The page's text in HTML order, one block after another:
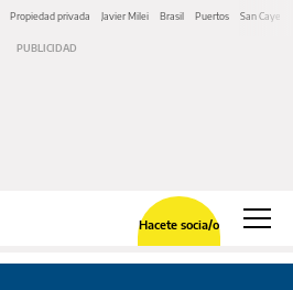
Propiedad privada Javier Milei Brasil Puertos San
Hacete socia/o